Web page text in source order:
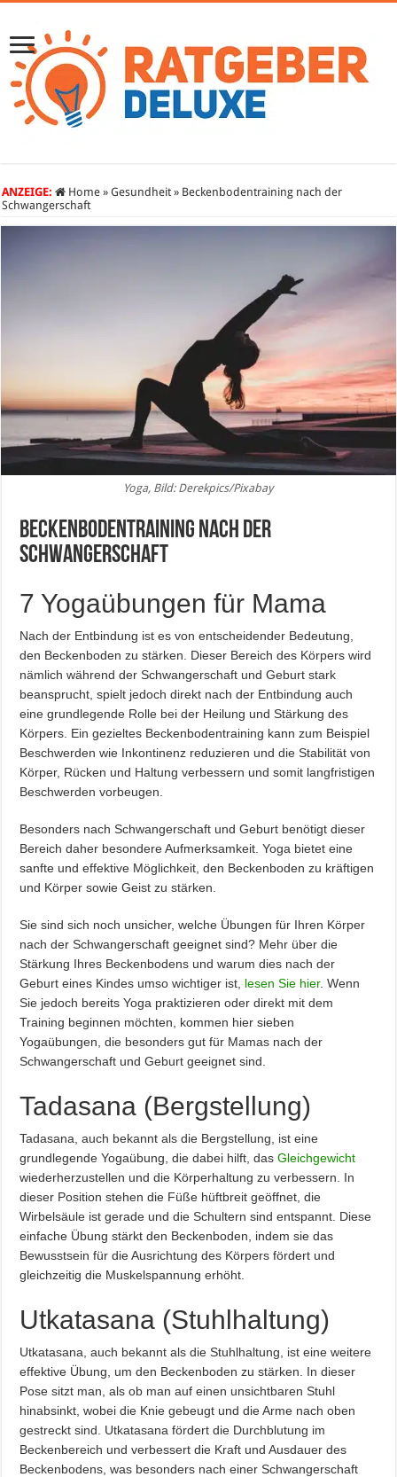
ANZEIGE: Home » Gesundheit » Beckenbodentraining nach der
Schwangerschaft
Yoga, Bild: Derekpics/Pixabay
Beckenbodentraining nach der
Schwangerschaft
7 Yogaübungen für Mama
Nach der Entbindung ist es von entscheidender Bedeutung,
den Beckenboden zu stärken. Dieser Bereich des Körpers wird
nämlich während der Schwangerschaft und Geburt stark
beansprucht, spielt jedoch direkt nach der Entbindung auch
eine grundlegende Rolle bei der Heilung und Stärkung des
Körpers. Ein gezieltes Beckenbodentraining kann zum Beispiel
Beschwerden wie Inkontinenz reduzieren und die Stabilität von
Körper, Rücken und Haltung verbessern und somit langfristigen
Beschwerden vorbeugen.
Besonders nach Schwangerschaft und Geburt benötigt dieser
Bereich daher besondere Aufmerksamkeit. Yoga bietet eine
sanfte und effektive Möglichkeit, den Beckenboden zu kräftigen
und Körper sowie Geist zu stärken.
Sie sind sich noch unsicher, welche Übungen für Ihren Körper
nach der Schwangerschaft geeignet sind? Mehr über die
Stärkung Ihres Beckenbodens und warum dies nach der
Geburt eines Kindes umso wichtiger ist, lesen Sie hier. Wenn
Sie jedoch bereits Yoga praktizieren oder direkt mit dem
Training beginnen möchten, kommen hier sieben
Yogaübungen, die besonders gut für Mamas nach der
Schwangerschaft und Geburt geeignet sind.
Tadasana (Bergstellung)
Tadasana, auch bekannt als die Bergstellung, ist eine
grundlegende Yogaübung, die dabei hilft, dasGleichgewicht
wiederherzustellen und die Körperhaltung zu verbessern. In
dieser Position stehen die Füße hüftbreit geöffnet, die
Wirbelsäule ist gerade und die Schultern sind entspannt. Diese
einfache Übung stärkt den Beckenboden, indem sie das
Bewusstsein für die Ausrichtung des Körpers fördert und
gleichzeitig die Muskelspannung erhöht.
Utkatasana (Stuhlhaltung)
Utkatasana, auch bekannt als die Stuhlhaltung, ist eine weitere
effektive Übung, um den Beckenboden zu stärken. In dieser
Pose sitzt man, als ob man auf einen unsichtbaren Stuhl
hinabsinkt, wobei die Knie gebeugt und die Arme nach oben
gestreckt sind. Utkatasana fördert die Durchblutung im
Beckenbereich und verbessert die Kraft und Ausdauer des
Beckenbodens, was besonders nach einer Schwangerschaft